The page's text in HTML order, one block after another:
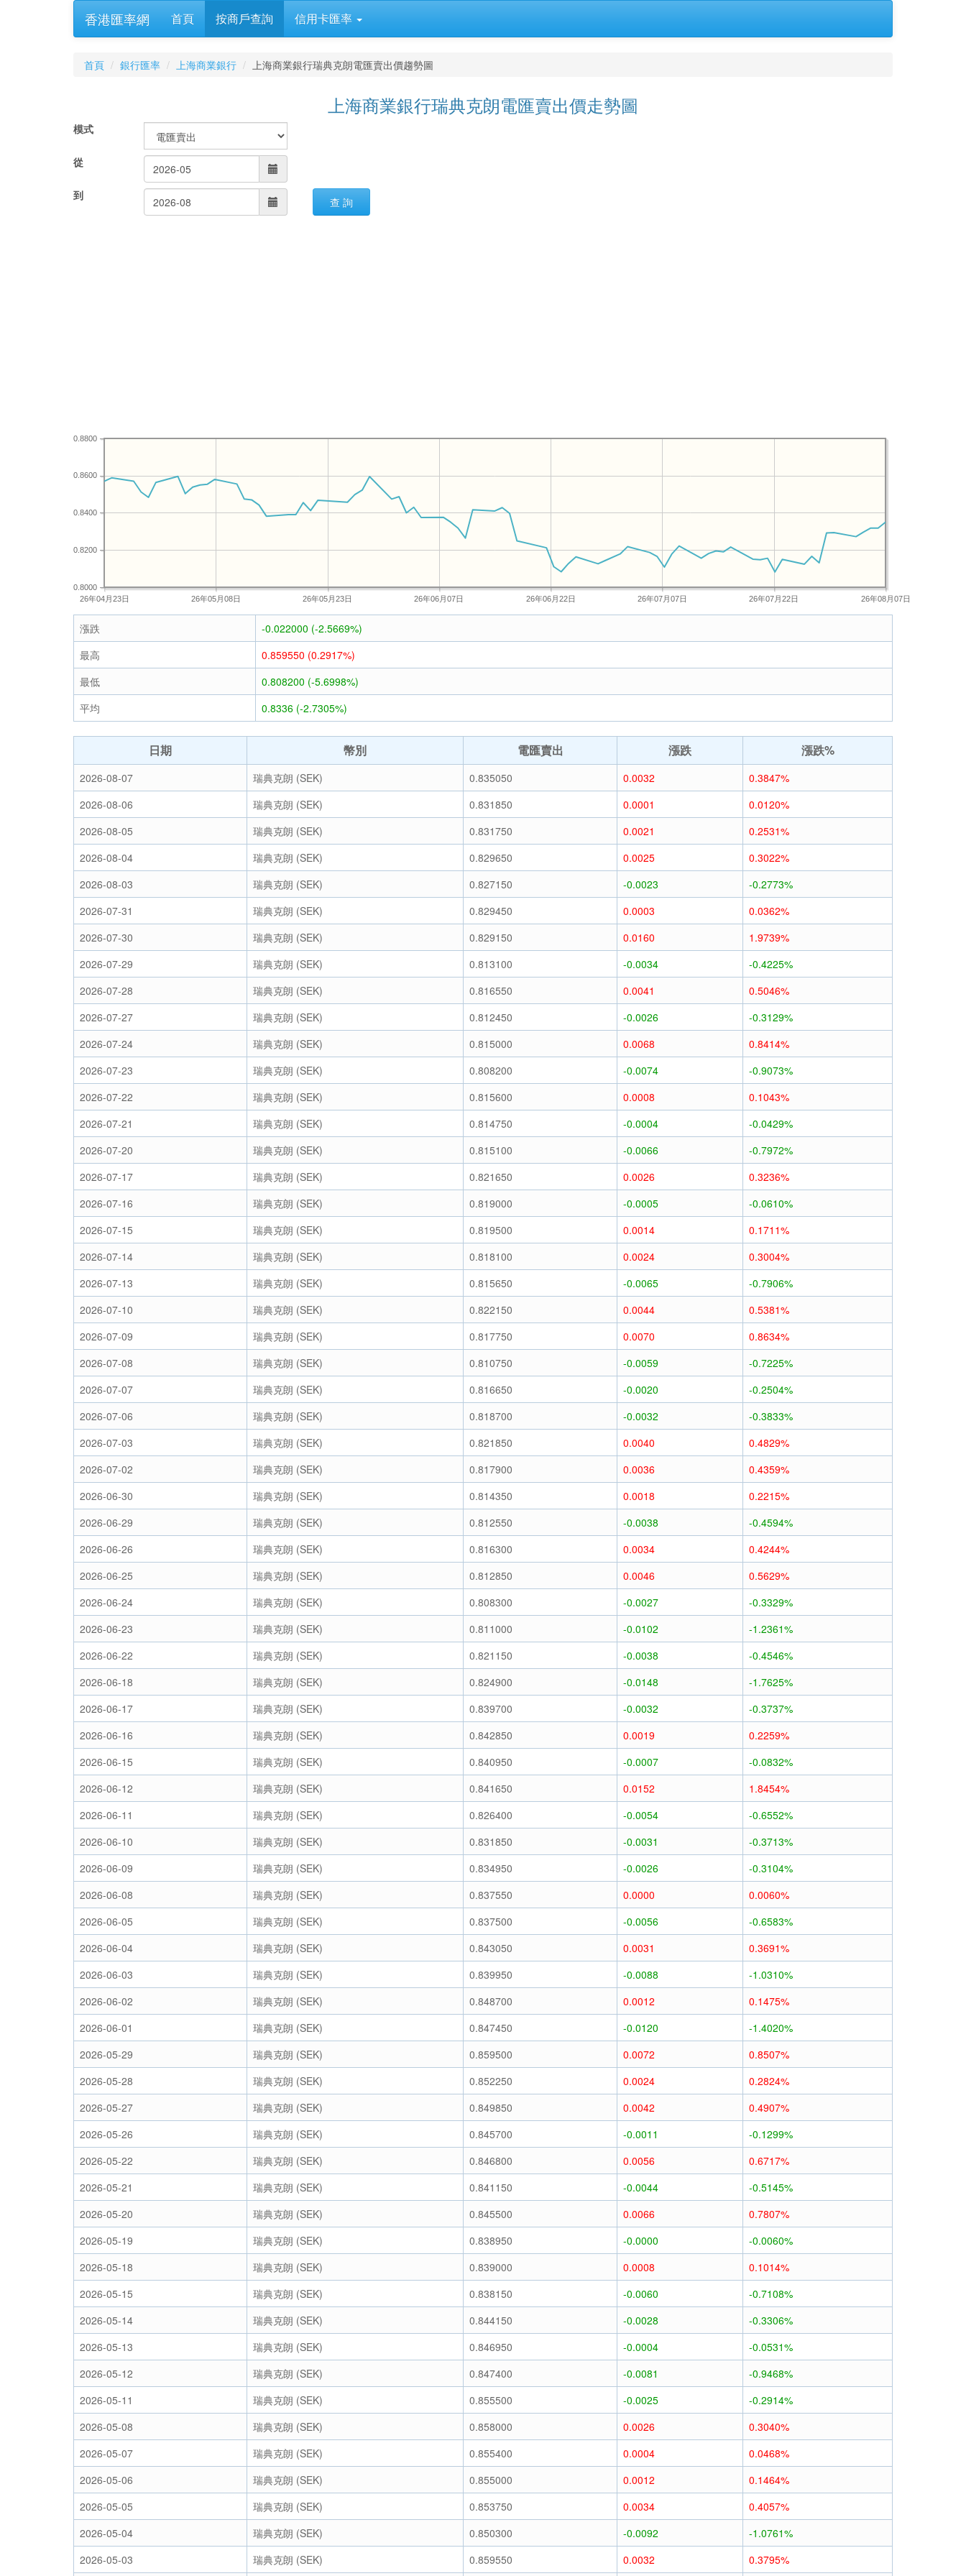
香港匯率網 首頁 按商戶查詢 信用卡匯率
首頁 銀行匯率 上海商業銀行 上海商業銀行瑞典克朗電匯賣出價趨勢圖
上海商業銀行瑞典克朗電匯賣出價走勢圖
模式
從
到 查 詢
26年04月23日 26年05月08日 26年05月23日 26年06月07日 26年06月22日 26年07月07日 26年07月22日 26年08月07日
0.8000
0.8200
0.8400
0.8600
0.8800
漲跌
-0.022000 (-2.5669%)
最高
0.859550 (0.2917%)
最低
0.808200 (-5.6998%)
平均
0.8336 (-2.7305%)
日期 幣別 電匯賣出 漲跌 漲跌%
2026-08-07 瑞典克朗 (SEK) 0.835050 0.0032
0.3847%
2026-08-06
瑞典克朗 (SEK) 0.831850 0.0001
0.0120%
2026-08-05
瑞典克朗 (SEK) 0.831750 0.0021
0.2531%
2026-08-04
瑞典克朗 (SEK) 0.829650 0.0025
0.3022%
2026-08-03
瑞典克朗 (SEK) 0.827150 -0.0023
-0.2773%
2026-07-31
瑞典克朗 (SEK) 0.829450 0.0003
0.0362%
2026-07-30
瑞典克朗 (SEK) 0.829150 0.0160
1.9739%
2026-07-29
瑞典克朗 (SEK) 0.813100 -0.0034
-0.4225%
2026-07-28
瑞典克朗 (SEK) 0.816550 0.0041
0.5046%
2026-07-27
瑞典克朗 (SEK) 0.812450 -0.0026
-0.3129%
2026-07-24
瑞典克朗 (SEK) 0.815000 0.0068
0.8414%
2026-07-23
瑞典克朗 (SEK) 0.808200 -0.0074
-0.9073%
2026-07-22
瑞典克朗 (SEK) 0.815600 0.0008
0.1043%
2026-07-21
瑞典克朗 (SEK) 0.814750 -0.0004
-0.0429%
2026-07-20
瑞典克朗 (SEK) 0.815100 -0.0066
-0.7972%
2026-07-17
瑞典克朗 (SEK) 0.821650 0.0026
0.3236%
2026-07-16
瑞典克朗 (SEK) 0.819000 -0.0005
-0.0610%
2026-07-15
瑞典克朗 (SEK) 0.819500 0.0014
0.1711%
2026-07-14
瑞典克朗 (SEK) 0.818100 0.0024
0.3004%
2026-07-13
瑞典克朗 (SEK) 0.815650 -0.0065
-0.7906%
2026-07-10
瑞典克朗 (SEK) 0.822150 0.0044
0.5381%
2026-07-09
瑞典克朗 (SEK) 0.817750 0.0070
0.8634%
2026-07-08
瑞典克朗 (SEK) 0.810750 -0.0059
-0.7225%
2026-07-07
瑞典克朗 (SEK) 0.816650 -0.0020
-0.2504%
2026-07-06
瑞典克朗 (SEK) 0.818700 -0.0032
-0.3833%
2026-07-03
瑞典克朗 (SEK) 0.821850 0.0040
0.4829%
2026-07-02
瑞典克朗 (SEK) 0.817900 0.0036
0.4359%
2026-06-30
瑞典克朗 (SEK) 0.814350 0.0018
0.2215%
2026-06-29
瑞典克朗 (SEK) 0.812550 -0.0038
-0.4594%
2026-06-26
瑞典克朗 (SEK) 0.816300 0.0034
0.4244%
2026-06-25
瑞典克朗 (SEK) 0.812850 0.0046
0.5629%
2026-06-24
瑞典克朗 (SEK) 0.808300 -0.0027
-0.3329%
2026-06-23
瑞典克朗 (SEK) 0.811000 -0.0102
-1.2361%
2026-06-22
瑞典克朗 (SEK) 0.821150 -0.0038
-0.4546%
2026-06-18
瑞典克朗 (SEK) 0.824900 -0.0148
-1.7625%
2026-06-17
瑞典克朗 (SEK) 0.839700 -0.0032
-0.3737%
2026-06-16
瑞典克朗 (SEK) 0.842850 0.0019
0.2259%
2026-06-15
瑞典克朗 (SEK) 0.840950 -0.0007
-0.0832%
2026-06-12
瑞典克朗 (SEK) 0.841650 0.0152
1.8454%
2026-06-11
瑞典克朗 (SEK) 0.826400 -0.0054
-0.6552%
2026-06-10
瑞典克朗 (SEK) 0.831850 -0.0031
-0.3713%
2026-06-09
瑞典克朗 (SEK) 0.834950 -0.0026
-0.3104%
2026-06-08
瑞典克朗 (SEK) 0.837550 0.0000
0.0060%
2026-06-05
瑞典克朗 (SEK) 0.837500 -0.0056
-0.6583%
2026-06-04
瑞典克朗 (SEK) 0.843050 0.0031
0.3691%
2026-06-03
瑞典克朗 (SEK) 0.839950 -0.0088
-1.0310%
2026-06-02
瑞典克朗 (SEK) 0.848700 0.0012
0.1475%
2026-06-01
瑞典克朗 (SEK) 0.847450 -0.0120
-1.4020%
2026-05-29
瑞典克朗 (SEK) 0.859500 0.0072
0.8507%
2026-05-28
瑞典克朗 (SEK) 0.852250 0.0024
0.2824%
2026-05-27
瑞典克朗 (SEK) 0.849850 0.0042
0.4907%
2026-05-26
瑞典克朗 (SEK) 0.845700 -0.0011
-0.1299%
2026-05-22
瑞典克朗 (SEK) 0.846800 0.0056
0.6717%
2026-05-21
瑞典克朗 (SEK) 0.841150 -0.0044
-0.5145%
2026-05-20
瑞典克朗 (SEK) 0.845500 0.0066
0.7807%
2026-05-19
瑞典克朗 (SEK) 0.838950 -0.0000
-0.0060%
2026-05-18
瑞典克朗 (SEK) 0.839000 0.0008
0.1014%
2026-05-15
瑞典克朗 (SEK) 0.838150 -0.0060
-0.7108%
2026-05-14
瑞典克朗 (SEK) 0.844150 -0.0028
-0.3306%
2026-05-13
瑞典克朗 (SEK) 0.846950 -0.0004
-0.0531%
2026-05-12
瑞典克朗 (SEK) 0.847400 -0.0081
-0.9468%
2026-05-11
瑞典克朗 (SEK) 0.855500 -0.0025
-0.2914%
2026-05-08
瑞典克朗 (SEK) 0.858000 0.0026
0.3040%
2026-05-07
瑞典克朗 (SEK) 0.855400 0.0004
0.0468%
2026-05-06
瑞典克朗 (SEK) 0.855000 0.0012
0.1464%
2026-05-05
瑞典克朗 (SEK) 0.853750 0.0034
0.4057%
2026-05-04
瑞典克朗 (SEK) 0.850300 -0.0092
-1.0761%
2026-05-03
瑞典克朗 (SEK) 0.859550 0.0032 0.3795%